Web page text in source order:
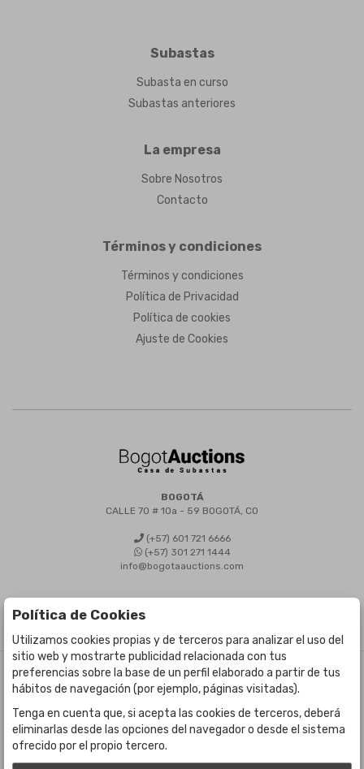
Subastas
Subasta en curso
Subastas anteriores
La empresa
Sobre Nosotros
Contacto
Términos y condiciones
Términos y condiciones
Política de Privacidad
Política de cookies
Ajuste de Cookies
BOGOTÁ
CALLE 70 # 10a - 59 BOGOTÁ, CO
(+57) 601 721 6666
(+57) 301 271 1444
info@bogotaauctions.com
©Bogota Auctions- Todos los derechos reservados
Desarrollado por Labelgrup Networks.
Política de Cookies
Utilizamos cookies propias y de terceros para analizar el uso del
sitio web y mostrarte publicidad relacionada con tus
preferencias sobre la base de un perfil elaborado a partir de tus
hábitos de navegación (por ejemplo, páginas visitadas).
Tenga en cuenta que, si acepta las cookies de terceros, deberá
eliminarlas desde las opciones del navegador o desde el sistema
ofrecido por el propio tercero.